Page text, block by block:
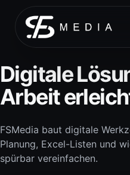
Digitale
Arbeit
FSMedia baut digitale
Planung, Excel-Listen und
spürbar vereinfachen.